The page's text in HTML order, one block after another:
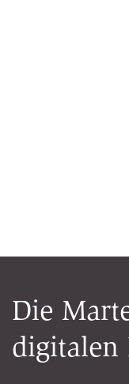
Die
digitalen